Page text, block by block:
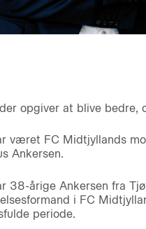
opgiver at blive bedre,
været FC Midtjyllands
Ankersen.
38-årige Ankersen fra
i FC
periode.